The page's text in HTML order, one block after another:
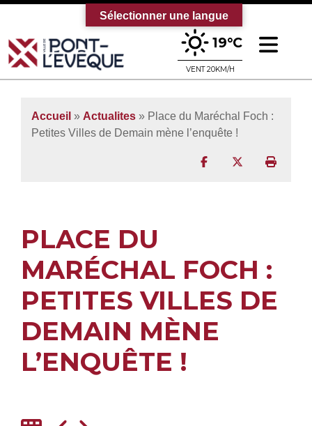
Bienvenue sur le site officiel de la
19°C
VENT 20KM/H
Accueil » Actualites » Place du Maréchal Foch :
Petites Villes de Demain mène l’enquête !
Partager surPartager sur
PLACE DU
MARÉCHAL FOCH :
PETITES VILLES DE
DEMAIN MÈNE
L’ENQUÊTE !
Sélectionner une langue